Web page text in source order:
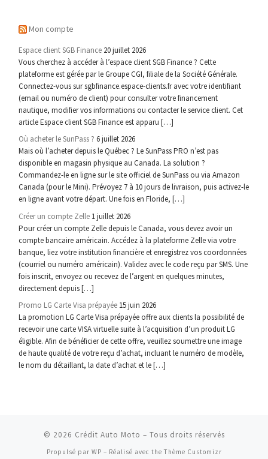
Mon compte
Espace client SGB Finance 20 juillet 2026
Vous cherchez à accéder à l’espace client SGB Finance ? Cette
plateforme est gérée par le Groupe CGI, filiale de la Société Générale.
Connectez-vous sur sgbfinance.espace-clients.fr avec votre identifiant
(email ou numéro de client) pour consulter votre financement
nautique, modifier vos informations ou contacter le service client. Cet
article Espace client SGB Finance est apparu […]
Où acheter le SunPass ? 6 juillet 2026
Mais où l’acheter depuis le Québec ? Le SunPass PRO n’est pas
disponible en magasin physique au Canada. La solution ?
Commandez-le en ligne sur le site officiel de SunPass ou via Amazon
Canada (pour le Mini). Prévoyez 7 à 10 jours de livraison, puis activez-le
en ligne avant votre départ. Une fois en Floride, […]
Créer un compte Zelle 1 juillet 2026
Pour créer un compte Zelle depuis le Canada, vous devez avoir un
compte bancaire américain. Accédez à la plateforme Zelle via votre
banque, liez votre institution financière et enregistrez vos coordonnées
(courriel ou numéro américain). Validez avec le code reçu par SMS. Une
fois inscrit, envoyez ou recevez de l’argent en quelques minutes,
directement depuis […]
Promo LG Carte Visa prépayée 15 juin 2026
La promotion LG Carte Visa prépayée offre aux clients la possibilité de
recevoir une carte VISA virtuelle suite à l’acquisition d’un produit LG
éligible. Afin de bénéficier de cette offre, veuillez soumettre une image
de haute qualité de votre reçu d’achat, incluant le numéro de modèle,
le nom du détaillant, la date d’achat et le […]
© 2026 Crédit Auto Moto – Tous droits réservés
Propulsé par WP – Réalisé avec the Thème Customizr